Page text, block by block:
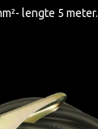
lengte 5 meter.